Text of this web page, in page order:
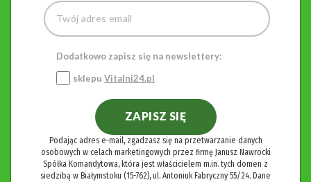
Dodatkowo zapisz się na newslettery:
sklepu Vitalni24.pl
ZAPISZ SIĘ
Podając adres e-mail, zgadzasz się na przetwarzanie danych
osobowych w celach marketingowych przez firmę Janusz Nawrocki
Spółka Komandytowa, która jest właścicielem m.in. tych domen z
siedzibą w Białymstoku (15-762), ul. Antoniuk Fabryczny 55/24. Dane